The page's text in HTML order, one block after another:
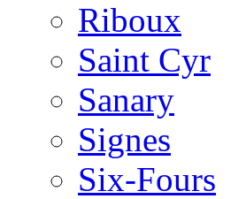
Riboux
Saint Cyr
Sanary
Signes
Six-Fours